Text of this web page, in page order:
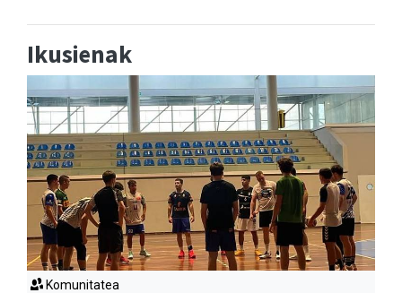
Ikusienak
Komunitatea